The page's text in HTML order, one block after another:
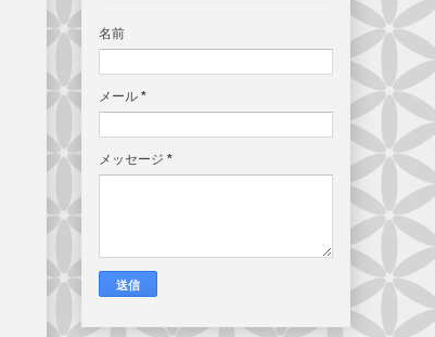
名前
メール *
メッセージ *